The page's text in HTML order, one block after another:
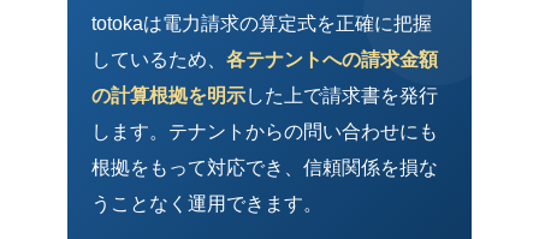
totokaは電力請求の算定式を正確に把握
しているため、 各テナントへの請求金額
の計算根拠を明示した上で請求書を発行
します。テナントからの問い合わせにも
根拠をもって対応でき、信頼関係を損な
うことなく運用できます。